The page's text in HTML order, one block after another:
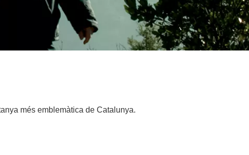
més emblemàtica de Catalunya.